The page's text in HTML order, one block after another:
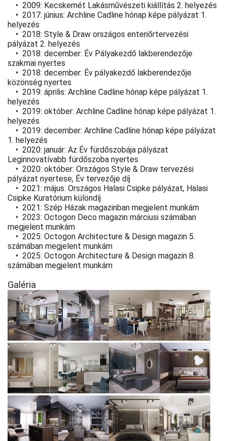
• 2009: Kecskemét Lakásművészeti kiállítás 2. helyezés
• 2017: június: Archline Cadline hónap képe pályázat 1.
helyezés
• 2018: Style & Draw országos enteriőrtervezési
pályázat 2. helyezés
• 2018: december: Év Pályakezdő lakberendezője
szakmai nyertes
• 2018: december: Év pályakezdő lakberendezője
közönség nyertes
• 2019: április: Archline Cadline hónap képe pályázat 1.
helyezés
• 2019: október: Archline Cadline hónap képe pályázat 1.
helyezés
• 2019: december: Archline Cadline hónap képe pályázat
1. helyezés
• 2020: január: Az Év fürdőszobája pályázat
Leginnovatívabb fürdőszoba nyertes
• 2020: október: Országos Style & Draw tervezési
pályázat nyertese, Év tervezője díj
• 2021: május: Országos Halasi Csipke pályázat, Halasi
Csipke Kuratórium különdíj
• 2021: Szép Házak magazinban megjelent munkám
• 2023: Octogon Deco magazin márciusi számában
megjelent munkám
• 2025: Octogon Architecture & Design magazin 5.
számában megjelent munkám
• 2025: Octogon Architecture & Design magazin 8.
számában megjelent munkám
Galéria